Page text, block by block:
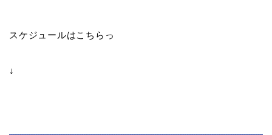
スケジュールはこちらっ
↓